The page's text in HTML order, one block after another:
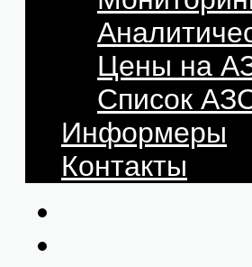
Цены на
Список
Информеры
Контакты